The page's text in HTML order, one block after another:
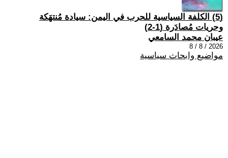
(5) الكلفة السياسية للحرب في اليمن: سيادة مُنتهَكة
وحريات مُصادَرة (1-2)
عيبان محمد السامعي
2026 / 8 / 8
مواضيع وابحاث سياسية